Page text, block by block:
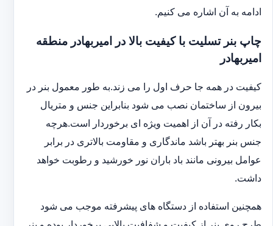
ادامه به آن اشاره می کنیم.
چاپ بنر تسلیت با کیفیت بالا در امیربهادر منطقه
امیربهادر
کیفیت در همه جا حرف اول را می زند.به طور معمول بنر در
بیرون از ساختمان نصب می شود بنابراین جنس و متریال
بکار رفته در آن از اهمیت ویژه ای برخوردار است.هرچه
جنس بنر بهتر باشد ماندگاری و مقاومت بالاتری در برابر
عوامل بیرونی مانند باد باران نور خورشید و رطوبت خواهد
داشت.
همچنین استفاده از دستگاه های پیشرفته موجب می شود